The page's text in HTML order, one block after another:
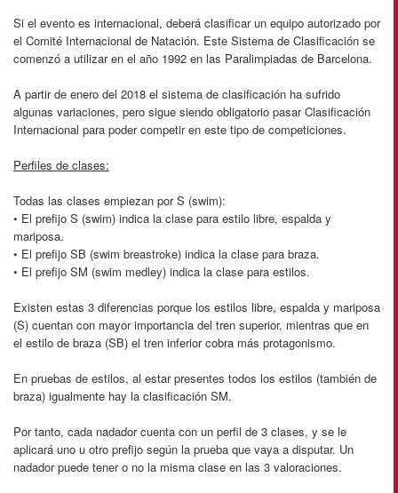
Si el evento es internacional, deberá clasificar un equipo autorizado por
el Comité Internacional de Natación. Este Sistema de Clasificación se
comenzó a utilizar en el año 1992 en las Paralimpiadas de Barcelona.
A partir de enero del 2018 el sistema de clasificación ha sufrido
algunas variaciones, pero sigue siendo obligatorio pasar Clasificación
Internacional para poder competir en este tipo de competiciones.
Perfiles de clases:
Todas las clases empiezan por S (swim):
• El prefijo S (swim) indica la clase para estilo libre, espalda y
mariposa.
• El prefijo SB (swim breastroke) indica la clase para braza.
• El prefijo SM (swim medley) indica la clase para estilos.
Existen estas 3 diferencias porque los estilos libre, espalda y mariposa
(S) cuentan con mayor importancia del tren superior, mientras que en
el estilo de braza (SB) el tren inferior cobra más protagonismo.
En pruebas de estilos, al estar presentes todos los estilos (también de
braza) igualmente hay la clasificación SM.
Por tanto, cada nadador cuenta con un perfil de 3 clases, y se le
aplicará uno u otro prefijo según la prueba que vaya a disputar. Un
nadador puede tener o no la misma clase en las 3 valoraciones.